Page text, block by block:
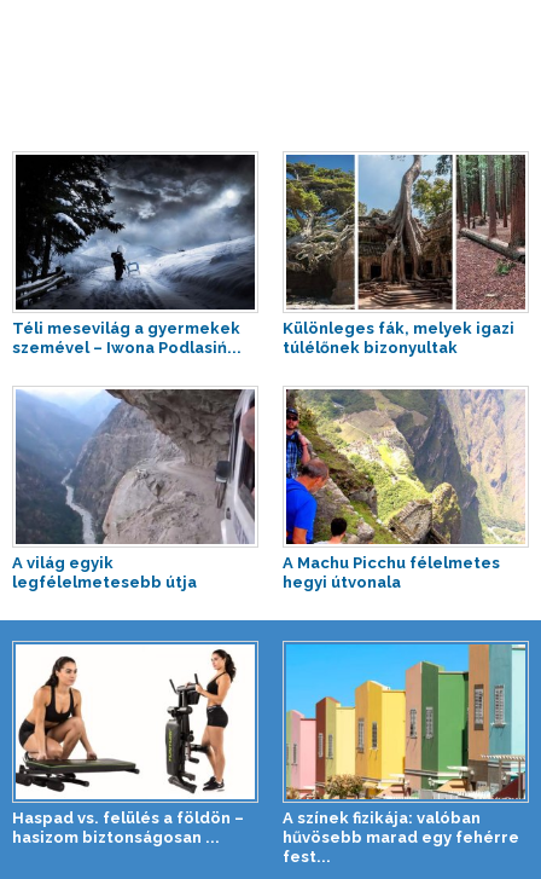
Téli mesevilág a gyermekek
szemével – Iwona Podlasiń...
Különleges fák, melyek igazi
túlélőnek bizonyultak
A világ egyik
legfélelmetesebb útja
A Machu Picchu félelmetes
hegyi útvonala
Haspad vs. felülés a földön –
hasizom biztonságosan ...
A színek fizikája: valóban
hűvösebb marad egy fehérre
fest...